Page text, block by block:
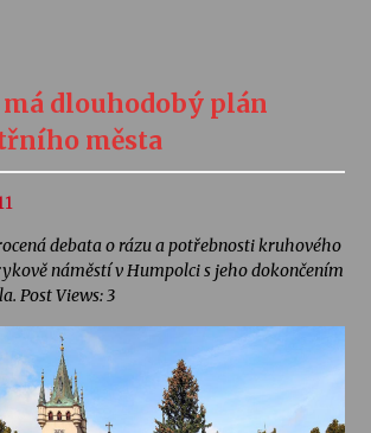
dlouhodobý plán
města
debata o rázu a potřebnosti kruhového
náměstí v Humpolci s jeho dokončením
Post Views: 3